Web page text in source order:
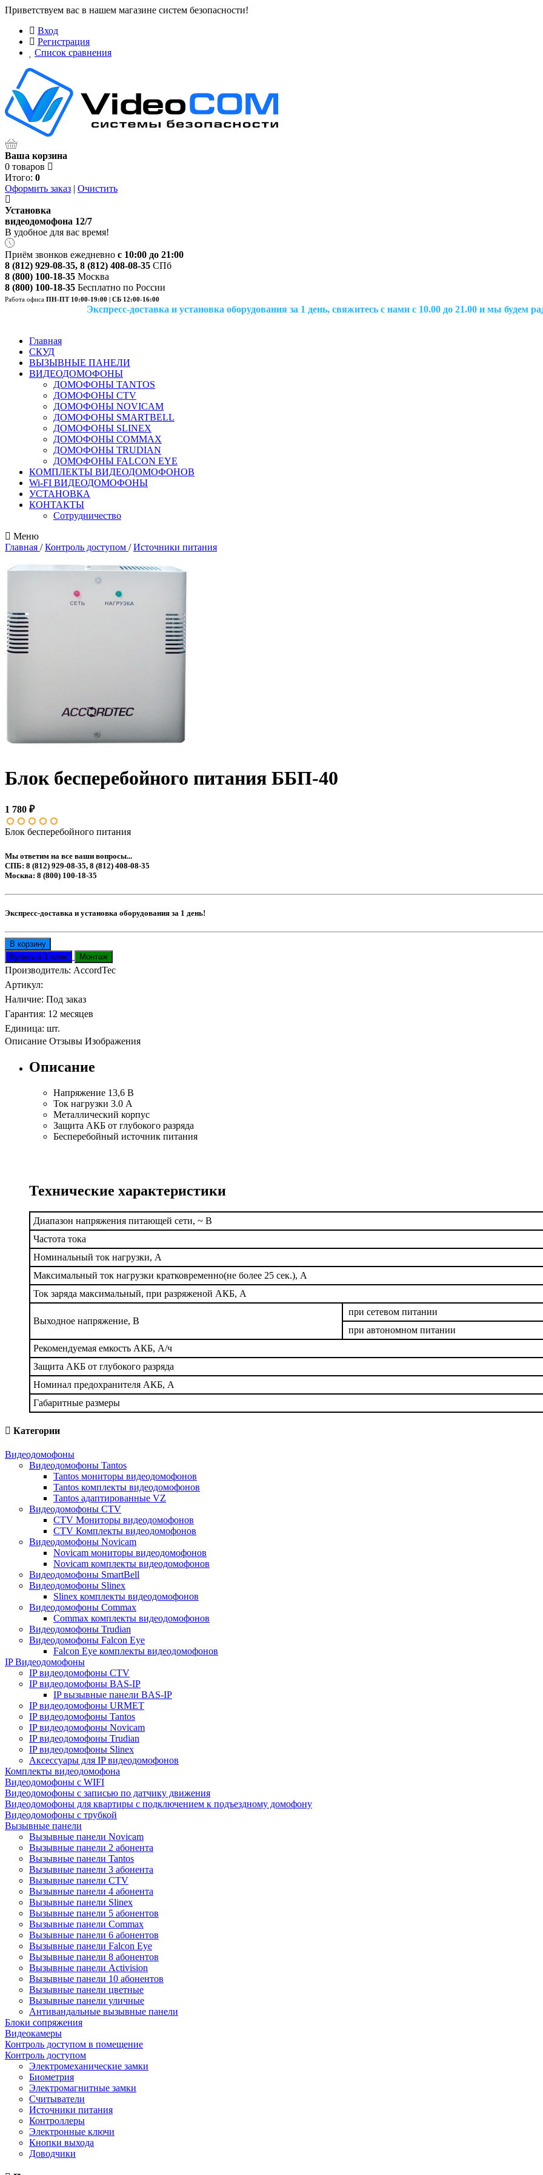
Приветствуем вас в нашем магазине систем безопасности!
Вход
Регистрация
Список сравнения
Ваша корзина
0 товаров
Итого: 0
Оформить заказ | Очистить
Установка
видеодомофона 12/7
В удобное для вас время!
Приём звонков ежедневно с 10:00 до 21:00
8 (812) 929-08-35, 8 (812) 408-08-35 СПб
8 (800) 100-18-35 Москва
8 (800) 100-18-35 Бесплатно по России
Работа офиса ПН-ПТ 10:00-19:00 | СБ 12:00-16:00
Экспресс-доставка и установка оборудования за 1 день, свяжитесь с нами с 10.00 до 21.00 и мы
Главная
СКУД
ВЫЗЫВНЫЕ ПАНЕЛИ
ВИДЕОДОМОФОНЫ
ДОМОФОНЫ TANTOS
ДОМОФОНЫ CTV
ДОМОФОНЫ NOVICAM
ДОМОФОНЫ SMARTBELL
ДОМОФОНЫ SLINEX
ДОМОФОНЫ COMMAX
ДОМОФОНЫ TRUDIAN
ДОМОФОНЫ FALCON EYE
КОМПЛЕКТЫ ВИДЕОДОМОФОНОВ
Wi-FI ВИДЕОДОМОФОНЫ
УСТАНОВКА
КОНТАКТЫ
Сотрудничество
Меню
Главная /Контроль доступом /Источники питания
Блок бесперебойного питания ББП-40
1 780 ₽
Блок бесперебойного питания
Мы ответим на все ваши вопросы...
СПБ: 8 (812) 929-08-35, 8 (812) 408-08-35
Москва: 8 (800) 100-18-35
Экспресс-доставка и установка оборудования за 1 день!
Производитель: AccordTec
Артикул:
Наличие: Под заказ
Гарантия: 12 месяцев
Единица: шт.
Описание Отзывы Изображения
Описание
Напряжение 13,6 В
Ток нагрузки 3.0 А
Металлический корпус
Защита АКБ от глубокого разряда
Бесперебойный источник питания
Технические характеристики
Диапазон напряжения питающей сети, ~ В
Частота тока
Номинальный ток нагрузки, А
Максимальный ток нагрузки кратковременно(не более 25 сек.), А
Ток заряда максимальный, при разряженой АКБ, А
Выходное напряжение, В
при сетевом питании
при автономном питании
Рекомендуемая емкость АКБ, А/ч
Защита АКБ от глубокого разряда
Номинал предохранителя АКБ, А
Габаритные размеры
Категории
Видеодомофоны
Видеодомофоны Tantos
Tantos мониторы видеодомофонов
Tantos комплекты видеодомофонов
Tantos адаптированные VZ
Видеодомофоны CTV
CTV Мониторы видеодомофонов
CTV Комплекты видеодомофонов
Видеодомофоны Novicam
Novicam мониторы видеодомофонов
Novicam комплекты видеодомофонов
Видеодомофоны SmartBell
Видеодомофоны Slinex
Slinex комплекты видеодомофонов
Видеодомофоны Commax
Commax комплекты видеодомофонов
Видеодомофоны Trudian
Видеодомофоны Falcon Eye
Falcon Eye комплекты видеодомофонов
IP Видеодомофоны
IP видеодомофоны CTV
IP видеодомофоны BAS-IP
IP вызывные панели BAS-IP
IP видеодомофоны URMET
IP видеодомофоны Tantos
IP видеодомофоны Novicam
IP видеодомофоны Trudian
IP видеодомофоны Slinex
Аксессуары для IP видеодомофонов
Комплекты видеодомофона
Видеодомофоны с WIFI
Видеодомофоны с записью по датчику движения
Видеодомофоны для квартиры с подключением к подъездному домофону
Видеодомофоны с трубкой
Вызывные панели
Вызывные панели Novicam
Вызывные панели 2 абонента
Вызывные панели Tantos
Вызывные панели 3 абонента
Вызывные панели CTV
Вызывные панели 4 абонента
Вызывные панели Slinex
Вызывные панели 5 абонентов
Вызывные панели Commax
Вызывные панели 6 абонентов
Вызывные панели Falcon Eye
Вызывные панели 8 абонентов
Вызывные панели Activision
Вызывные панели 10 абонентов
Вызывные панели цветные
Вызывные панели уличные
Антивандальные вызывные панели
Блоки сопряжения
Видеокамеры
Контроль доступом в помещение
Контроль доступом
Электромеханические замки
Биометрия
Электромагнитные замки
Считыватели
Источники питания
Контроллеры
Электронные ключи
Кнопки выхода
Доводчики